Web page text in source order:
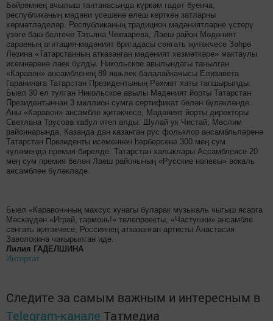
Бәйрәмнең ачылыш тантанасында күркәм гадәт буенча,
республиканың мәдәни үсешенә өлеш керткән затларны
хөрмәтләделәр. Республиканың традицион мәдәниятләрне үстерү
үзәге баш белгече Татьяна Чекмарева, Лаеш район Мәдәният
сараеның агитация-мәдәният бригадасы сәнгать җитәкчесе Зөһрә
Лезина «Татарстанның атказанган мәдәният хезмәткәре» мактаулы
исемнәренә лаек булды. Никольское авылындагы танылган
«Каравон» ансамбленең 89 яшьлек балалайкачысы Елизавета
Гаранинага Татарстан Президентының Рәхмәт хаты тапшырылды.
Быел 30 ел тулган Никольское авылы Мәдәният йорты Татарстан
Президентыннан 3 миллион сумга сертификат белән бүләкләнде.
Аны «Каравон» ансамбле җитәкчесе, Мәдәният йорты директоры
Светлана Трусова кабул итеп алды. Шулай ук Чистай, Мөслим
районнарында, Казанда дан казанган рус фольклор ансамбльләренә
Татарстан Президенты исеменнән һәрберсенә 300 мең сум
күләмендә премия бирелде. Татарстан халыклары Ассамблеясе 20
мең сум премия белән Лаеш районының «Русские напевы» вокаль
ансамблен бүләкләде.
Быел «Каравон»ның махсус кунагы буларак музыкаль чыгыш ясарга
Мәскәүдән «Играй, гармонь!» телепроекты, «Частушки» ансамбле
сәнгать җитәкчесе, Россиянең атказанган артисты Анастасия
Заволокина чакырылган иде.
Лилия ГАДЕЛШИНА
Интертат
Следите за самым важным и интересным в
Telegram-канале Татмедиа